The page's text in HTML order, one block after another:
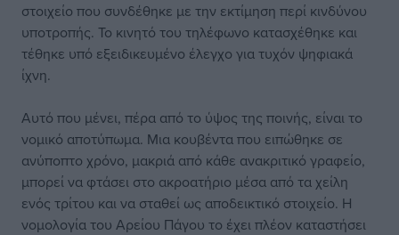
στοιχείο που συνδέθηκε με την εκτίμηση περί κινδύνου
υποτροπής. Το κινητό του τηλέφωνο κατασχέθηκε και
τέθηκε υπό εξειδικευμένο έλεγχο για τυχόν ψηφιακά
ίχνη.
Αυτό που μένει, πέρα από το ύψος της ποινής, είναι το
νομικό αποτύπωμα. Μια κουβέντα που ειπώθηκε σε
ανύποπτο χρόνο, μακριά από κάθε ανακριτικό γραφείο,
μπορεί να φτάσει στο ακροατήριο μέσα από τα χείλη
ενός τρίτου και να σταθεί ως αποδεικτικό στοιχείο. Η
νομολογία του Αρείου Πάγου το έχει πλέον καταστήσει